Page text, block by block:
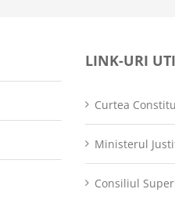
LINK-URI
Curtea
Ministerul
Consiliul